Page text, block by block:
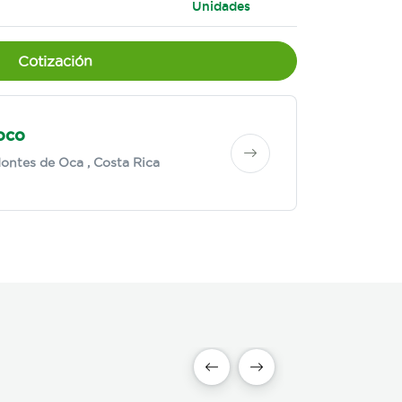
Unidades
Cotización
de Oca, Costa Rica